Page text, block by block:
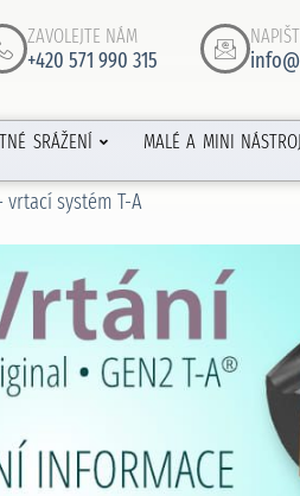
ZAVOLEJTE NÁM
+420 571 990 315
SRÁŽENÍ MALÉ A MINI
systém T-A